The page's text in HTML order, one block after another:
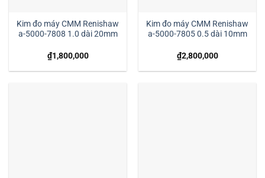
Kim đo máy CMM Renishaw
a-5000-7808 1.0 dài 20mm
₫1,800,000
Kim đo máy CMM Renishaw
a-5000-7805 0.5 dài 10mm
₫2,800,000